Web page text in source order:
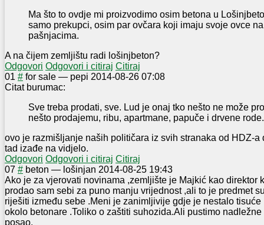
Ma što to ovdje mi proizvodimo osim betona u
samo prekupci, osim par ovčara koji imaju svoje ovce
pašnjacima.
A na čijem zemljištu radi lošinjbeton?
Odgovori Odgovori i citiraj Citiraj
01 # for sale — pepi 2014-08-26 07:08
Citat burumac:
Sve treba prodati, sve. Lud je onaj tko nešto ne može
nešto prodajemu, ribu, apartmane, papuče i drvene rode.
ovo je razmišljanje naših političara iz svih stranaka od HDZ-a
tad izađe na vidjelo.
Odgovori Odgovori i citiraj Citiraj
07 # beton — lošinjan 2014-08-25 19:43
Ako je za vjerovati novinama ,zemljište je Majkić kao direktor
prodao sam sebi za puno manju vrijednost ,ali to je predmet
riješiti između sebe .Meni je zanimljivije gdje je nestalo
okolo betonare .Toliko o zaštiti suhozida.Ali pustimo
posao.